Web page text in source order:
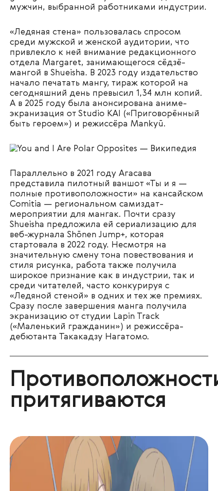
мужчин, выбранной работниками индустрии.
«Ледяная стена» пользовалась спросом
среди мужской и женской аудитории, что
привлекло к ней внимание редакционного
отдела Margaret, занимающегося сёдзё-
мангой в Shueisha. В 2023 году издательство
начало печатать мангу, тираж которой на
сегодняшний день превысил 1,34 млн копий.
А в 2025 году была анонсирована аниме-
экранизация от Studio KAI («Приговорённый
быть героем») и режиссёра Mankyū.
Параллельно в 2021 году Агасава
представила пилотный ваншот «Ты и я —
полные противоположности» на кансайском
Comitia — региональном самиздат-
мероприятии для мангак. Почти сразу
Shueisha предложила ей сериализацию для
веб-журнала Shōnen Jump+, которая
стартовала в 2022 году. Несмотря на
значительную смену тона повествования и
стиля рисунка, работа также получила
широкое признание как в индустрии, так и
среди читателей, часто конкурируя с
«Ледяной стеной» в одних и тех же премиях.
Сразу после завершения манга получила
экранизацию от студии Lapin Track
(«Маленький гражданин») и режиссёра-
дебютанта Такакадзу Нагатомо.
притягиваются